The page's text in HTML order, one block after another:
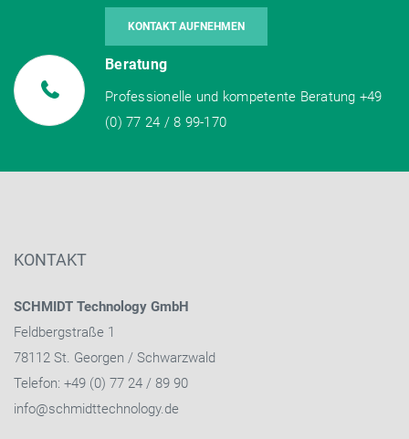
KONTAKT AUFNEHMEN
Beratung
Professionelle und kompetente Beratung +49
(0) 77 24 / 8 99-170
KONTAKT
SCHMIDT Technology GmbH
Feldbergstraße 1
78112 St. Georgen / Schwarzwald
Telefon: +49 (0) 77 24 / 89 90
info@schmidttechnology.de